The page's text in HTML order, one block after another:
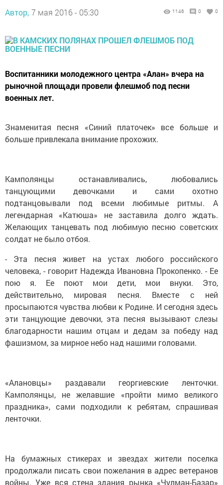
Автор, 7 мая 2016 - 05:30 1146 0 0
Воспитанники молодежного центра «Алан» вчера на
рыночной площади провели флешмоб под песни
военных лет.
Знаменитая песня «Синий платочек» все больше и
больше привлекала внимание прохожих.
Камполянцы останавливались, любовались
танцующими девочками и сами охотно
подтанцовывали под всеми любимые ритмы. А
легендарная «Катюша» не заставила долго ждать.
Желающих танцевать под любимую песню советских
солдат не было отбоя.
- Эта песня живет на устах любого российского
человека, - говорит Надежда Ивановна Прокопенко. - Ее
пою я. Ее поют мои дети, мои внуки. Это,
действительно, мировая песня. Вместе с ней
просыпаются чувства любви к Родине. И сегодня здесь
эти танцующие девочки, эта песня вызывают слезы
благодарности нашим отцам и дедам за победу над
фашизмом, за мирное небо над нашими головами.
«Алановцы» раздавали георгиевские ленточки.
Камполянцы, не желавшие «пройти мимо великого
праздника», сами подходили к ребятам, спрашивая
ленточки.
На бумажных стикерах и звездах жители поселка
продолжали писать свои пожелания в адрес ветеранов
войны. Уже вся стена здания рынка «Чулман-Базар»